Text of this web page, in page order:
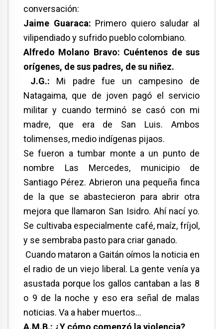
conversación:
Jaime Guaraca: Primero quiero saludar al
vilipendiado y sufrido pueblo colombiano.
Alfredo Molano Bravo: Cuéntenos de sus
orígenes, de sus padres, de su niñez.
J.G.: Mi padre fue un campesino de
Natagaima, que de joven pagó el servicio
militar y cuando terminó se casó con mi
madre, que era de San Luis. Ambos
tolimenses, medio indígenas pijaos.
Se fueron a tumbar monte a un punto de
nombre Las Mercedes, municipio de
Santiago Pérez. Abrieron una pequeña finca
de la que se abastecieron para abrir otra
mejora que llamaron San Isidro. Ahí nací yo.
Se cultivaba especialmente café, maíz, fríjol,
y se sembraba pasto para criar ganado.
Cuando mataron a Gaitán oímos la noticia en
el radio de un viejo liberal. La gente venía ya
asustada porque los gallos cantaban a las 8
o 9 de la noche y eso era señal de malas
noticias. Va a haber muertos…
A.M.B.: ¿Y cómo comenzó la violencia?